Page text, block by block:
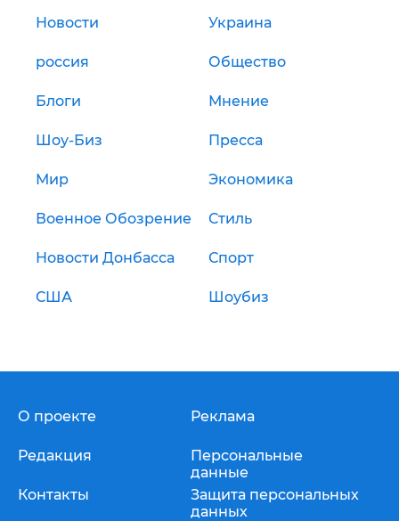
Новости Украина
россия Общество
Блоги Мнение
Шоу-Биз Пресса
Мир Экономика
Военное Обозрение Стиль
Новости Донбасса Спорт
США Шоубиз
О проекте
Редакция
Контакты
Реклама
Персональные
данные
Защита персональных
данных